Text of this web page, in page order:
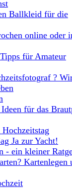
Ballkleid für die
online oder
für Amateur
?
für das
Ja zur Yacht!
- ein kleiner
Kartenlegen